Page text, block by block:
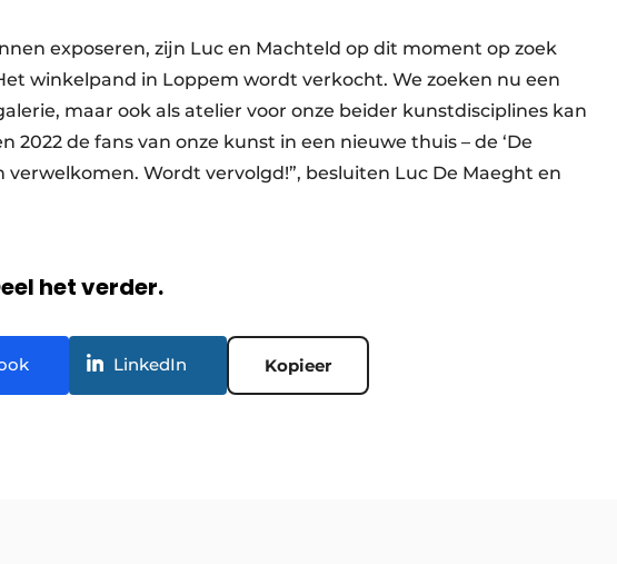
exposeren, zijn Luc en Machteld op dit moment op zoek
winkelpand in Loppem wordt verkocht. We zoeken nu een
maar ook als atelier voor onze beider kunstdisciplines kan
2022 de fans van onze kunst in een nieuwe thuis – de ‘De
verwelkomen. Wordt vervolgd!”, besluiten Luc De Maeght en
het verder.
LinkedIn Kopieer